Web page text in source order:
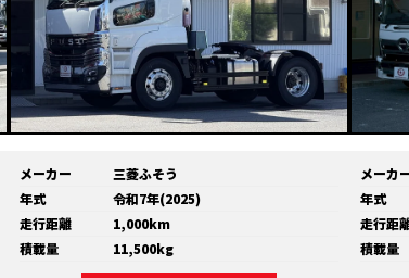
メーカー
三菱ふそう
年式
令和7年(2025)
走行距離
1,000km
積載量
11,500kg
メーカ
年式
走行距
積載量